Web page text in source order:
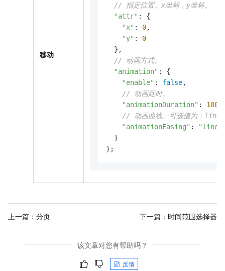
移动
// 指定位置。x坐标，y坐标。
"attr" : {
"x" : 0,
"y" : 0
  },
// 动画方式。
"animation" : {
"enable" : false,
// 动画延时。
"animationDuration" : 1000
// 动画曲线。可选值为：
"animationEasing" :
  }
};
上一篇： 分页 下一篇： 时间范围选择器
该文章对您有帮助吗？
反馈